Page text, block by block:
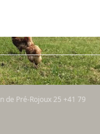
de Pré-Rojoux 25 +41 79